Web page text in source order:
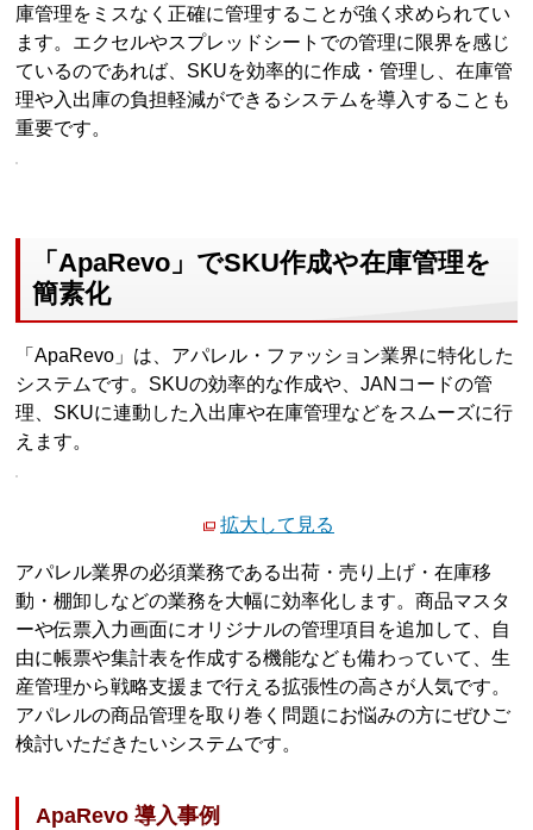
庫管理をミスなく正確に管理することが強く求められてい
ます。エクセルやスプレッドシートでの管理に限界を感じ
ているのであれば、SKUを効率的に作成・管理し、在庫管
理や入出庫の負担軽減ができるシステムを導入することも
重要です。
「ApaRevo」でSKU作成や在庫管理を
簡素化
「ApaRevo」は、アパレル・ファッション業界に特化した
システムです。SKUの効率的な作成や、JANコードの管
理、SKUに連動した入出庫や在庫管理などをスムーズに行
えます。
拡大して見る
アパレル業界の必須業務である出荷・売り上げ・在庫移
動・棚卸しなどの業務を大幅に効率化します。商品マスタ
ーや伝票入力画面にオリジナルの管理項目を追加して、自
由に帳票や集計表を作成する機能なども備わっていて、生
産管理から戦略支援まで行える拡張性の高さが人気です。
アパレルの商品管理を取り巻く問題にお悩みの方にぜひご
検討いただきたいシステムです。
ApaRevo 導入事例